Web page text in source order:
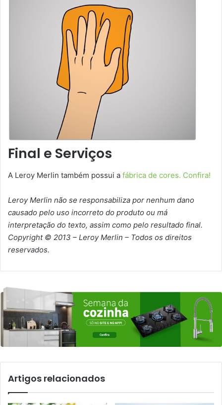
Final e Serviços
A Leroy Merlin também possui a fábrica de cores. Confira!
Leroy Merlin não se responsabiliza por nenhum dano
causado pelo uso incorreto do produto ou má
interpretação do texto, assim como pelo resultado final.
Copyright © 2013 – Leroy Merlin – Todos os direitos
reservados.
Artigos relacionados